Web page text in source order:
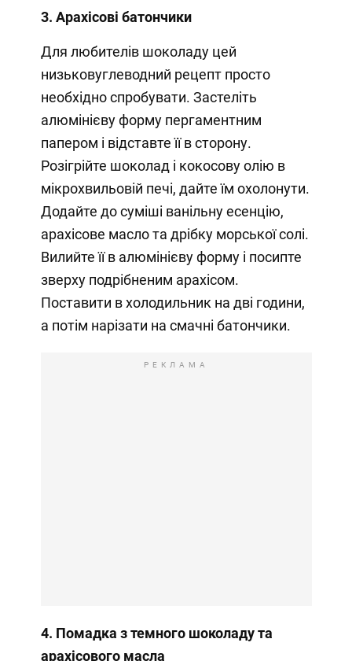
3. Арахісові батончики
Для любителів шоколаду цей
низьковуглеводний рецепт просто
необхідно спробувати. Застеліть
алюмінієву форму пергаментним
папером і відставте її в сторону.
Розігрійте шоколад і кокосову олію в
мікрохвильовій печі, дайте їм охолонути.
Додайте до суміші ванільну есенцію,
арахісове масло та дрібку морської солі.
Вилийте її в алюмінієву форму і посипте
зверху подрібненим арахісом.
Поставити в холодильник на дві години,
а потім нарізати на смачні батончики.
РЕКЛАМА
4. Помадка з темного шоколаду та
арахісового масла